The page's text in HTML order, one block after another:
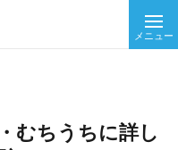
メニュー
むちうちに詳し